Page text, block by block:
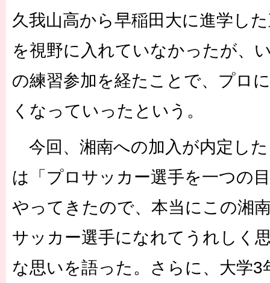
久我山高から早稲田大に進学し
を視野に入れていなかったが、
の練習参加を経たことで、プロ
くなっていったという。
今回、湘南への加入が内定し
は「プロサッカー選手を一つの
やってきたので、本当にこの湘
サッカー選手になれてうれしく
な思いを語った。さらに、大学3